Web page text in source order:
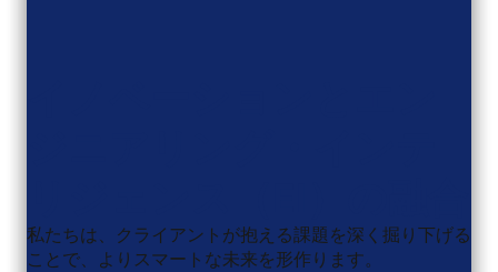
私たちは、クライアントが抱える課題を深く掘り下げる
ことで、よりスマートな未来を形作ります。